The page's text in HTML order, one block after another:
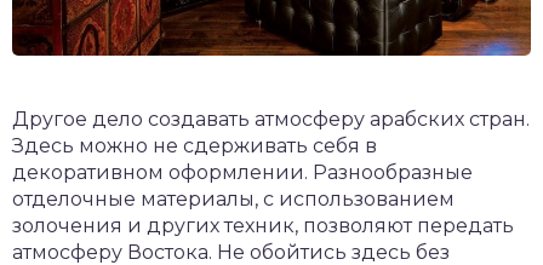
Другое дело создавать атмосферу арабских стран.
Здесь можно не сдерживать себя в
декоративном оформлении. Разнообразные
отделочные материалы, с использованием
золочения и других техник, позволяют передать
атмосферу Востока. Не обойтись здесь без